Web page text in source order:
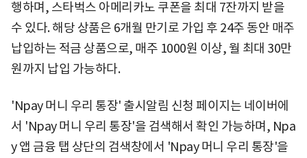
행하며, 스타벅스 아메리카노 쿠폰을 최대 7잔까지 받을
수 있다. 해당 상품은 6개월 만기로 가입 후 24주 동안 매주
납입하는 적금 상품으로, 매주 1000원 이상, 월 최대 30만
원까지 납입 가능하다.
'Npay 머니 우리 통장' 출시알림 신청 페이지는 네이버에
서 'Npay 머니 우리 통장'을 검색해서 확인 가능하며, Npa
y 앱 금융 탭 상단의 검색창에서 'Npay 머니 우리 통장'을